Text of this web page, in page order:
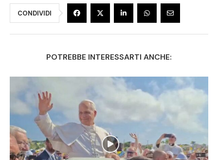
CONDIVIDI
POTREBBE INTERESSARTI ANCHE: